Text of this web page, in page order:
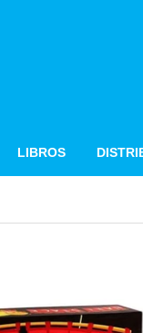
LIBROS